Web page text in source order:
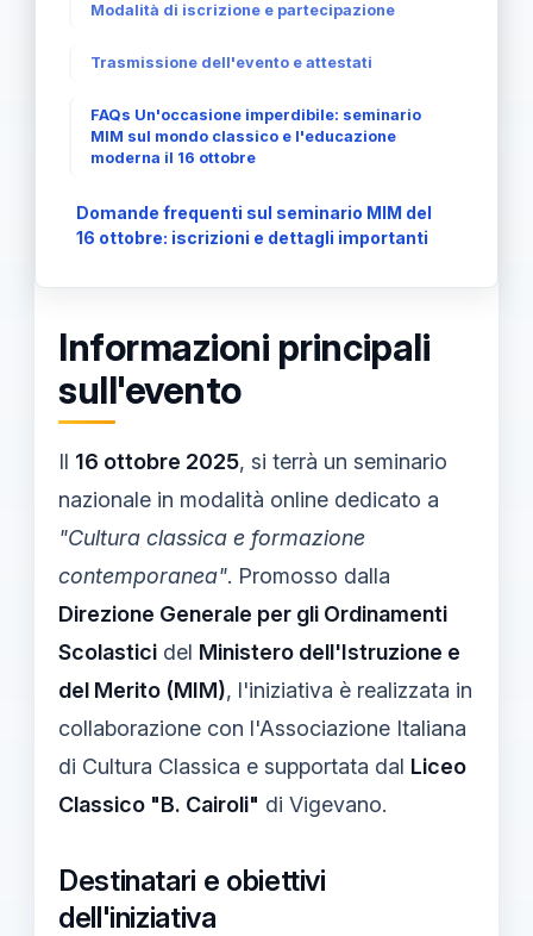
Modalità di iscrizione e partecipazione
Trasmissione dell'evento e attestati
FAQs Un'occasione imperdibile: seminario
MIM sul mondo classico e l'educazione
moderna il 16 ottobre
Domande frequenti sul seminario MIM del
16 ottobre: iscrizioni e dettagli importanti
Informazioni principali
sull'evento
Il 16 ottobre 2025, si terrà un seminario
nazionale in modalità online dedicato a
"Cultura classica e formazione
contemporanea". Promosso dalla
Direzione Generale per gli Ordinamenti
Scolastici del Ministero dell'Istruzione e
del Merito (MIM), l'iniziativa è realizzata in
collaborazione con l'Associazione Italiana
di Cultura Classica e supportata dal Liceo
Classico "B. Cairoli" di Vigevano.
Destinatari e obiettivi
dell'iniziativa